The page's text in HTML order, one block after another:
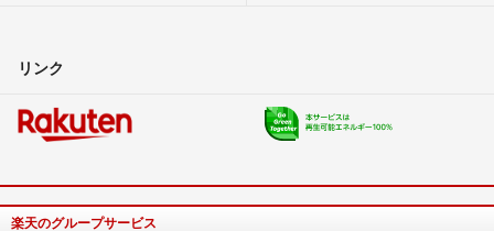
リンク
楽天のグループサービス